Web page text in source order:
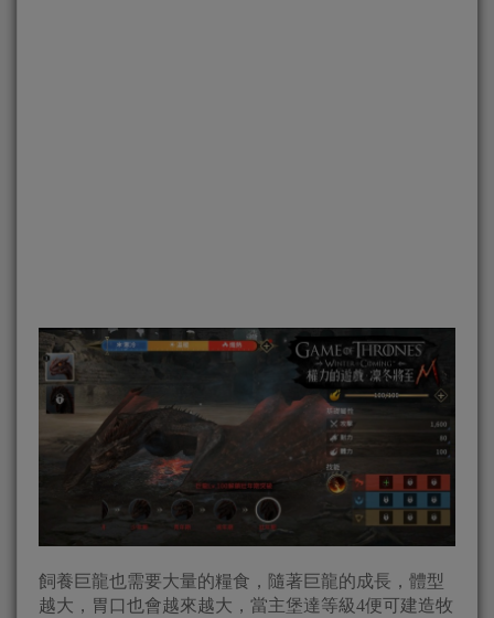
飼養巨龍也需要大量的糧食，隨著巨龍的成長，體型
越大，胃口也會越來越大，當主堡達等級4便可建造牧